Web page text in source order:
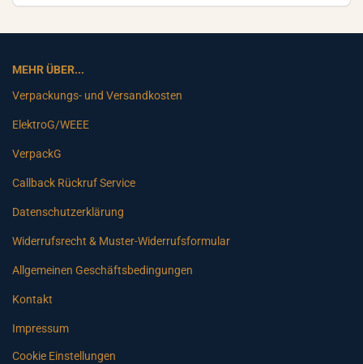
MEHR ÜBER...
Verpackungs- und Versandkosten
ElektroG/WEEE
VerpackG
Callback Rückruf Service
Datenschutzerklärung
Widerrufsrecht & Muster-Widerrufsformular
Allgemeinen Geschäftsbedingungen
Kontakt
Impressum
Cookie Einstellungen